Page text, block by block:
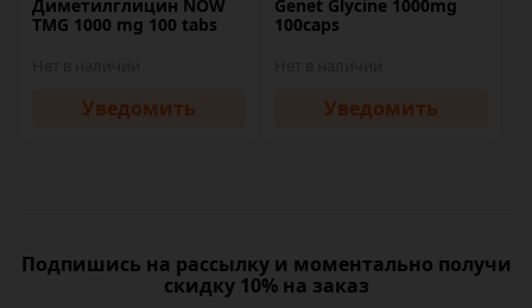
Диметилглицин NOW
TMG 1000 mg 100 tabs
Уведомить
Genet Glycine 1000mg
100caps
Уведомить
Подпишись на рассылку и моментально получи
скидку 10% на заказ